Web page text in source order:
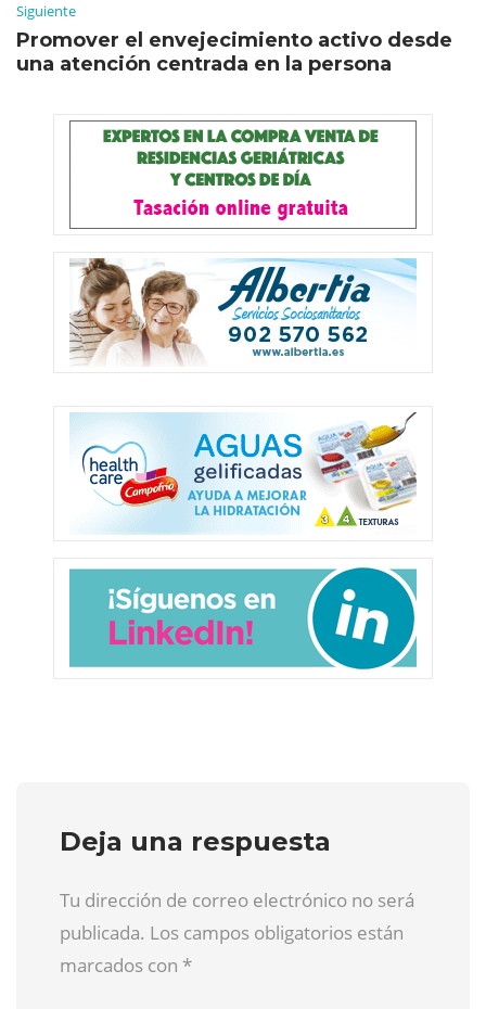
Siguiente
Promover el envejecimiento activo desde
una atención centrada en la persona
Deja una respuesta
Tu dirección de correo electrónico no será
publicada. Los campos obligatorios están
marcados con *